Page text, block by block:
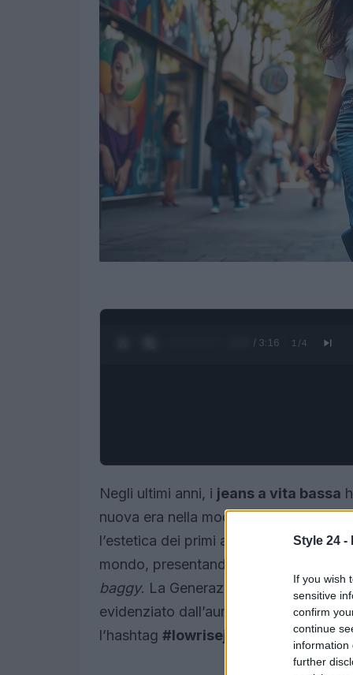
Style 24 -
If you wish
sensitive
confirm
continue
information
further
0:28 / 3:16 1 /4
Negli ultimi anni, i jeans a vita bassa
nuova era nella moda
l’estetica dei primi anni 2000, sta
mondo, presentandosi in versioni più
baggy. La Generazione Z mostra un
evidenziato dall’aumento delle
l’hashtag #lowrisejeans